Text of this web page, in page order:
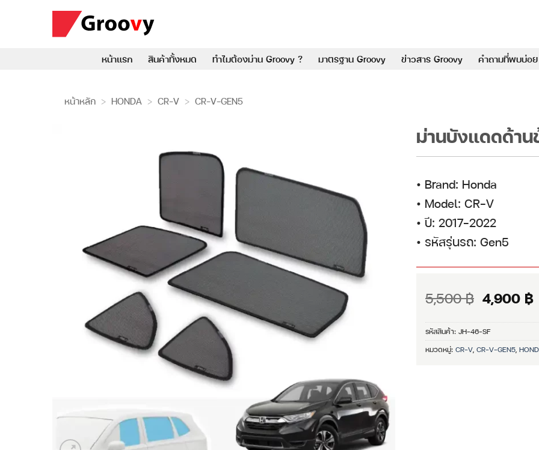
หน้าแรก สินค้าทั้งหมด ทำไมต้องม่าน Groovy ? มาตรฐาน Groovy ข่าวสาร Groovy คำถามที่พบบ่อย
หน้าหลัก > HONDA > CR-V > CR-V-GEN5
ม่านบังแดดด้าน
• Brand: Honda
• Model: CR-V
• ปี: 2017–2022
• รหัสรุ่นรถ: Gen5
5,500฿ Original
price
was:
5,500 ฿.
4,900 ฿
รหัสสินค้า: JH-46-SF
หมวดหมู่: CR-V, CR-V-GEN5,